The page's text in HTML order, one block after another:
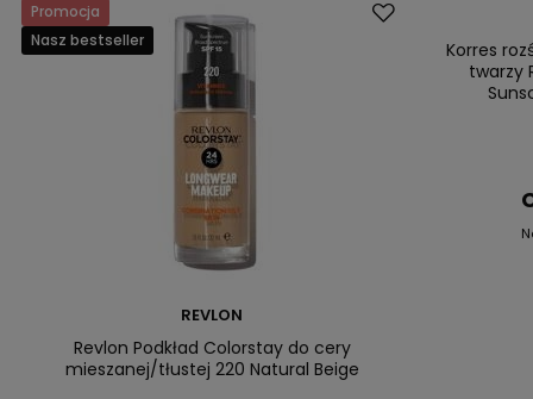
Promocja
Nasz bestseller
REVLON
Revlon Podkład Colorstay do cery
mieszanej/tłustej 220 Natural Beige
Nasz
Korres
twarzy